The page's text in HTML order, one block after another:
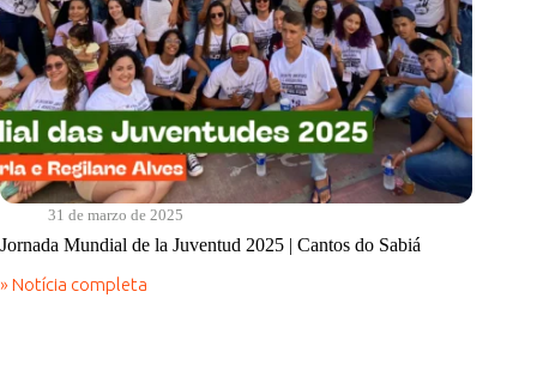
31 de marzo de 2025
Jornada Mundial de la Juventud 2025 | Cantos do Sabiá
» Notícia completa
Jornada